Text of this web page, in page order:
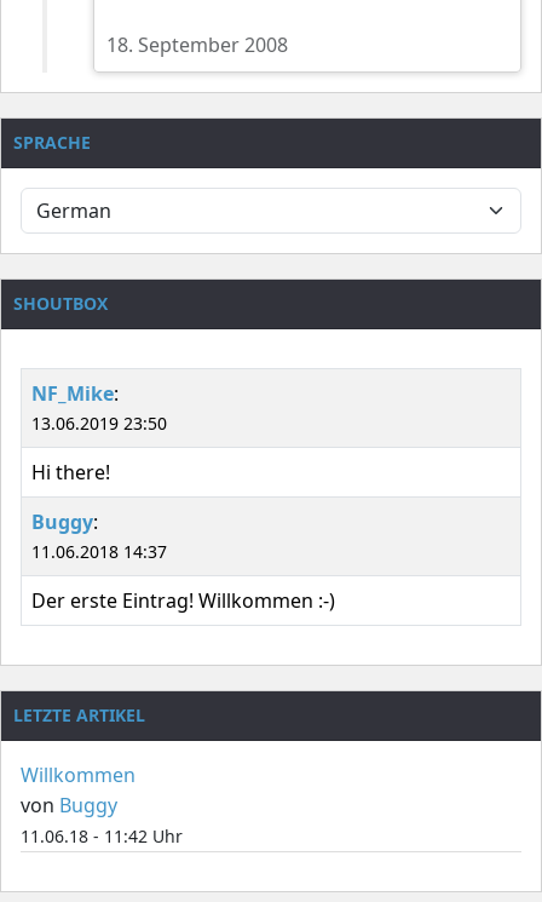
18. September 2008
SPRACHE
SHOUTBOX
NF_Mike:
13.06.2019 23:50
Hi there!
Buggy:
11.06.2018 14:37
Der erste Eintrag! Willkommen :-)
LETZTE ARTIKEL
Willkommen
von Buggy
11.06.18 - 11:42 Uhr